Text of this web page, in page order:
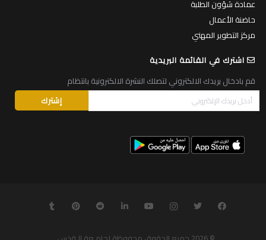
عمادة شؤون الطلبة
حاضنة الأعمال
مركز التطوير المهني
اشترك في القائمة البريدية
قم بادخال بريدك الالكتروني لتصلك النشرة الالكترونية بانتظام